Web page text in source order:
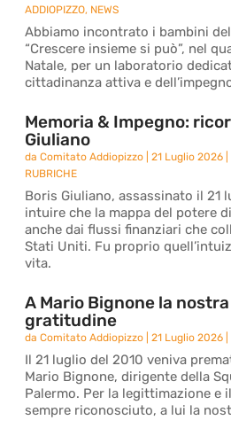
ADDIOPIZZO, NEWS
Abbiamo incontrato i bambini
“Crescere insieme si può”, nel
Natale, per un laboratorio
cittadinanza attiva e
Memoria & Impegno:
Giuliano
daComitato Addiopizzo |21 Luglio 2026
RUBRICHE
Boris Giuliano, assassinato il 21
intuire che la mappa del potere
anche dai flussi finanziari che
Stati Uniti. Fu proprio
vita.
A Mario Bignone la
gratitudine
daComitato Addiopizzo |21 Luglio 2026
Il 21 luglio del 2010 veniva
Mario Bignone, dirigente della
Palermo. Per la legittimazione e
sempre riconosciuto, a lui la